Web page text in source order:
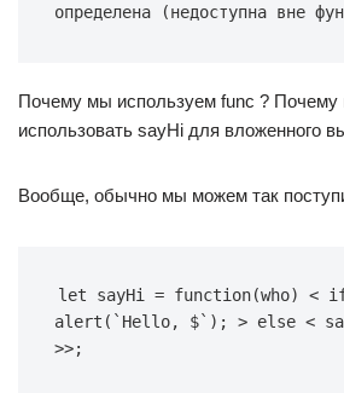
определена (недоступна вне
Почему мы используем func ? Почему
использовать sayHi для вложенного
Вообще, обычно мы можем так
let sayHi = function(who) <
alert(`Hello, $`); > else <
>>;